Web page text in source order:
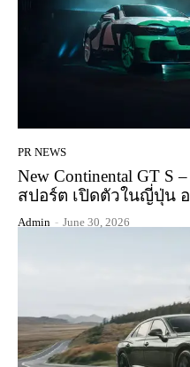
PR NEWS
New Continental GT S
สปอร์ต เปิดตัวในญี่ปุ่น
Admin - June 30, 2026